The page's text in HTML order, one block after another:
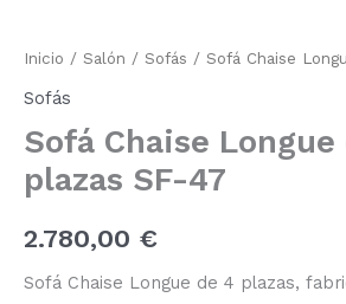
Inicio / Salón / Sofás / Sofá Chaise
Sofás
Sofá Chaise Longue
plazas SF-47
2.780,00 €
Sofá Chaise Longue de 4 plazas,
47